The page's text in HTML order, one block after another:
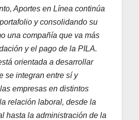
Aportes en Línea continúa
y consolidando su
una compañía que va más
y el pago de la PILA.
orientada a desarrollar
se integran entre sí y
empresas en distintos
relación laboral, desde la
hasta la administración de la